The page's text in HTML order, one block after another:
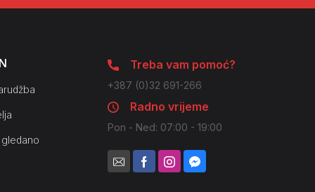
Treba vam pomoć?
+387 (0)32 691-266
Radno vrijeme
Pon - Ned: 07:00 - 19:00